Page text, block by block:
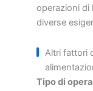
operazioni di
diverse
Altri fattori
Tipo di